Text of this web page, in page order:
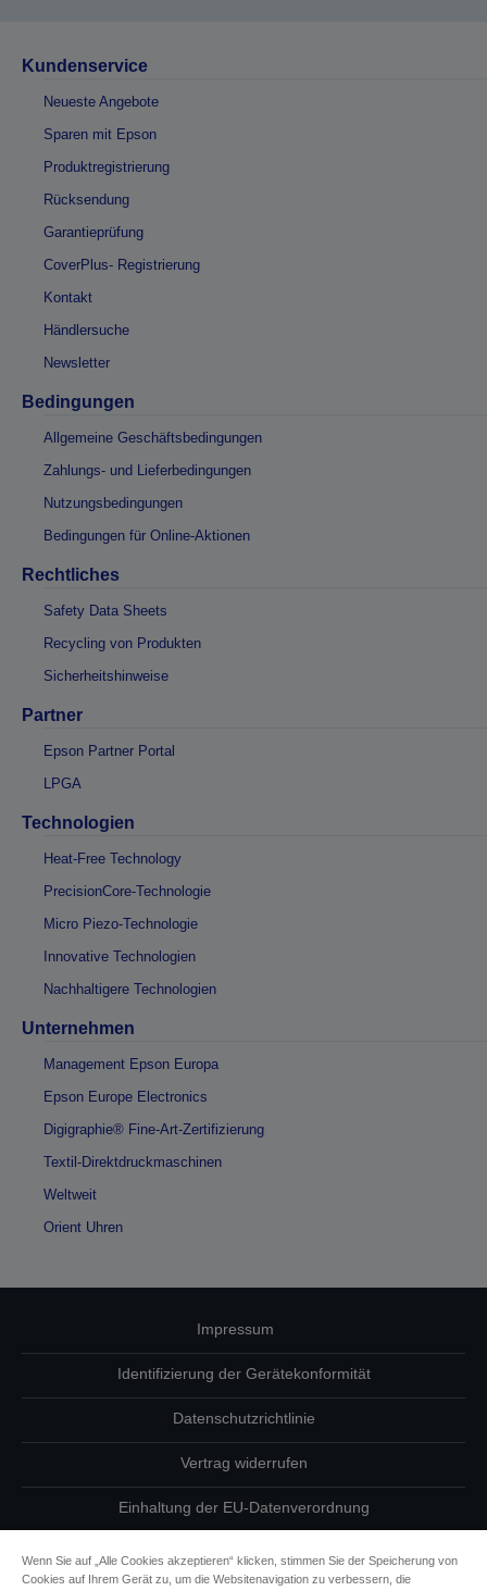
Kundenservice
Neueste Angebote
Sparen mit Epson
Produktregistrierung
Rücksendung
Garantieprüfung
CoverPlus- Registrierung
Kontakt
Händlersuche
Newsletter
Bedingungen
Allgemeine Geschäftsbedingungen
Zahlungs- und Lieferbedingungen
Nutzungsbedingungen
Bedingungen für Online-Aktionen
Rechtliches
Safety Data Sheets
Recycling von Produkten
Sicherheitshinweise
Partner
Epson Partner Portal
LPGA
Technologien
Heat-Free Technology
PrecisionCore-Technologie
Micro Piezo-Technologie
Innovative Technologien
Nachhaltigere Technologien
Unternehmen
Management Epson Europa
Epson Europe Electronics
Digigraphie® Fine-Art-Zertifizierung
Textil-Direktdruckmaschinen
Weltweit
Orient Uhren
Impressum
Identifizierung der Gerätekonformität
Datenschutzrichtlinie
Vertrag widerrufen
Einhaltung der EU-Datenverordnung
Wenn Sie auf „Alle Cookies akzeptieren“ klicken, stimmen Sie der Speicherung von
Cookies auf Ihrem Gerät zu, um die Websitenavigation zu verbessern, die